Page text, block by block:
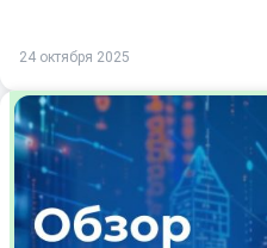
24 октября 2025